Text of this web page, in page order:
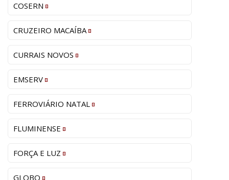
COSERN
CRUZEIRO MACAÍBA
CURRAIS NOVOS
EMSERV
FERROVIÁRIO NATAL
FLUMINENSE
FORÇA E LUZ
GLOBO